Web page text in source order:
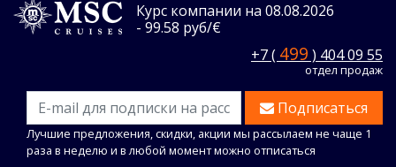
Курс компании на 08.08.2026
- 99.58 руб/€
+7 ( 499 ) 404 09 55
отдел продаж
Подписаться
Лучшие предложения, скидки, акции мы рассылаем не чаще 1
раза в неделю и в любой момент можно отписаться